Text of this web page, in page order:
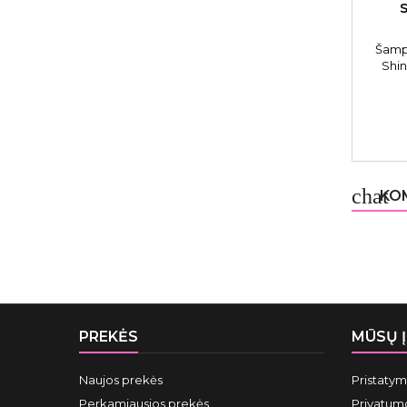
chat
PREKĖS
Naujos prekės
Perkamiausios prekės
MŪSŲ